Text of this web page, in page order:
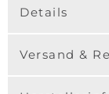
Details
Versand &